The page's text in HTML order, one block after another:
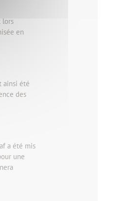
lors
en
ainsi été
des
a été mis
une